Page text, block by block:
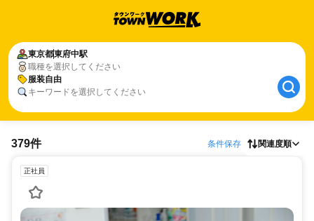
東京都東府中駅
職種を選択してください
服装自由
キーワードを選択してください
379件 条件保存 関連度順
正社員